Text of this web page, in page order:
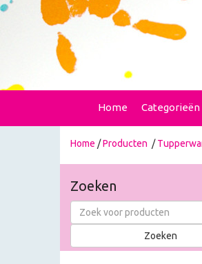
Home Categorieën
Home /Producten /
Zoeken